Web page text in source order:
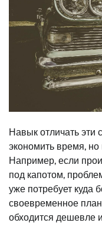
Навык отличать эти
экономить время,
Например, если
под капотом,
уже потребует куда
своевременное
обходится дешевле